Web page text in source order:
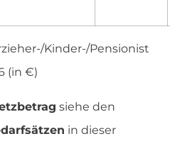
Kinder-/Pensionist
(in €)
siehe den
in dieser